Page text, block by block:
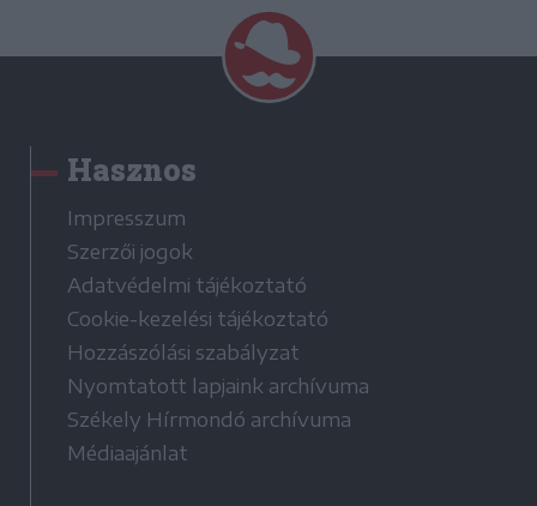
Hasznos
Impresszum
Szerzői jogok
Adatvédelmi tájékoztató
Cookie-kezelési tájékoztató
Hozzászólási szabályzat
Nyomtatott lapjaink archívuma
Székely Hírmondó archívuma
Médiaajánlat